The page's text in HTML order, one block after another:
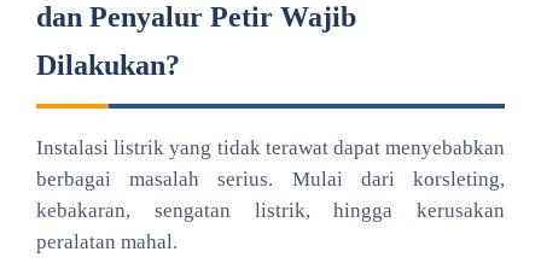
dan Penyalur Petir Wajib
Dilakukan?
Instalasi listrik yang tidak terawat dapat menyebabkan
berbagai masalah serius. Mulai dari korsleting,
kebakaran, sengatan listrik, hingga kerusakan
peralatan mahal.